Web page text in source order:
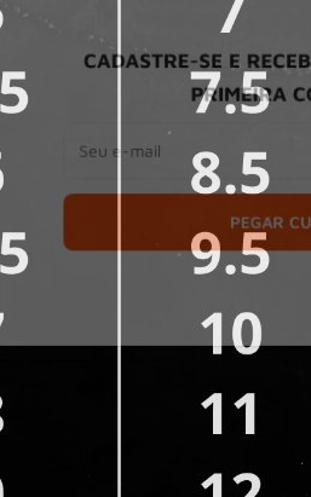
CADASTRE-SE E
PRIMEIRA
Seu e-mail
PEGAR